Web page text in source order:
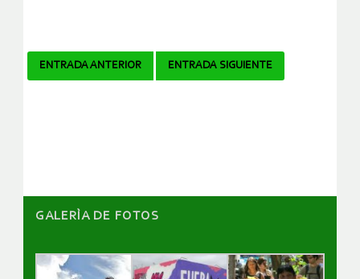
Navegador
ENTRADA ANTERIOR ENTRADA SIGUIENTE
GALERÌA DE FOTOS